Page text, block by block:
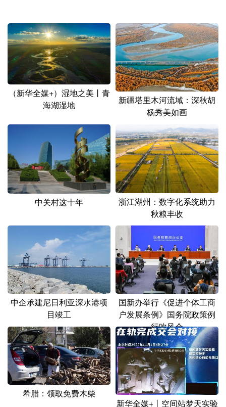
新疆 内蒙古 黑龙江
多语种频道
English Español Français عربى
Русский язык
Deutsch Português
（新华全媒+）湿地之美丨青
海湖湿地
新疆塔里木河流域：深秋胡
杨秀美如画
中关村这十年
浙江湖州：数字化系统助力
秋粮丰收
中企承建尼日利亚深水港项
目竣工
国新办举行《促进个体工商
户发展条例》国务院政策例
行吹风会
希腊：领取免费木柴
新华全媒+丨空间站梦天实验